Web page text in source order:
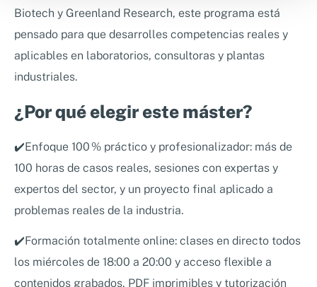
Biotech y Greenland Research, este programa está
pensado para que desarrolles competencias reales y
aplicables en laboratorios, consultoras y plantas
industriales.
¿Por qué elegir este máster?
✔️Enfoque 100 % práctico y profesionalizador: más de
100 horas de casos reales, sesiones con expertas y
expertos del sector, y un proyecto final aplicado a
problemas reales de la industria.
✔️Formación totalmente online: clases en directo todos
los miércoles de 18:00 a 20:00 y acceso flexible a
contenidos grabados, PDF imprimibles y tutorización